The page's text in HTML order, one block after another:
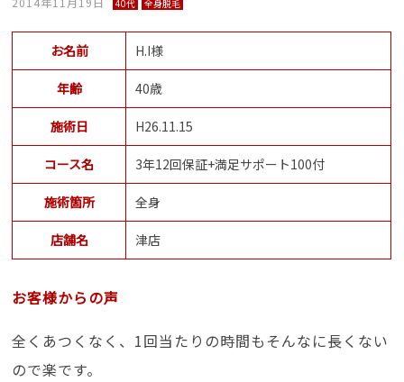
40代 全身脱毛
お名前 H.I様
年齢 40歳
施術日 H26.11.15
コース名 3年12回保証+満足サポート100付
施術箇所 全身
店舗名 津店
お客様からの声
全くあつくなく、1回当たりの時間もそんなに長くない
ので楽です。